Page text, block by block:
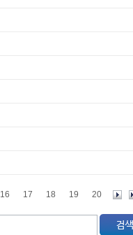
16 17 18 19 20